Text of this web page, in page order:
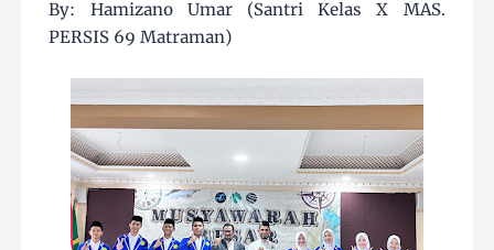
By: Hamizano Umar (Santri Kelas X MAS.
PERSIS 69 Matraman)